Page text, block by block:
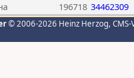
196718 34462309
© 2006-2026 Heinz Herzog,